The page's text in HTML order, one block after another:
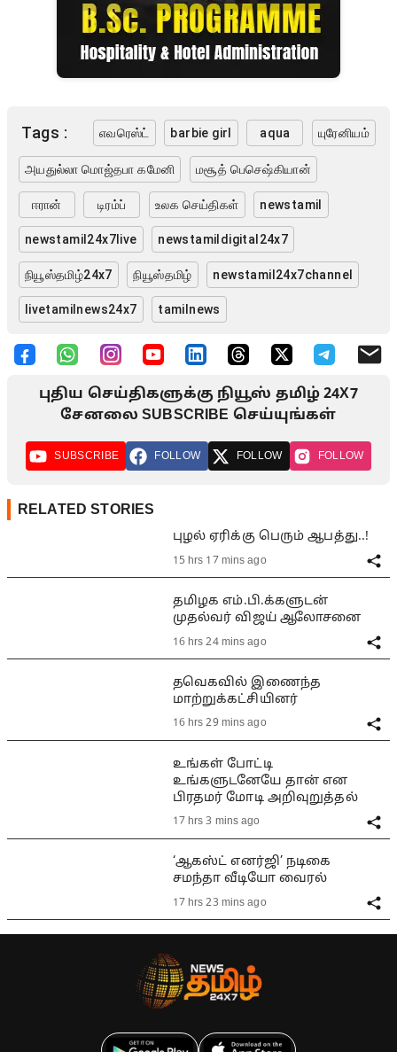
Tags : எவரெஸ்ட் barbie girl aqua யுரேனியம்
அயதுல்லா மொஜ்தபா கமேனி மசூத் பெசெஷ்கியான்
ஈரான் டிரம்ப் உலக செய்திகள் newstamil
newstamil24x7live newstamildigital24x7
நியூஸ்தமிழ்24x7 நியூஸ்தமிழ் newstamil24x7channel
livetamilnews24x7 tamilnews
புதிய செய்திகளுக்கு நியூஸ் தமிழ் 24X7
சேனலை SUBSCRIBE செய்யுங்கள்
SUBSCRIBE FOLLOW FOLLOW FOLLOW
RELATED STORIES
புழல் ஏரிக்கு பெரும் ஆபத்து..!
15 hrs 17 mins ago
தமிழக எம்.பி.க்களுடன்
முதல்வர் விஜய் ஆலோசனை
16 hrs 24 mins ago
தவெகவில் இணைந்த
மாற்றுக்கட்சியினர்
16 hrs 29 mins ago
உங்கள் போட்டி
உங்களுடனேயே தான் என
பிரதமர் மோடி அறிவுறுத்தல்
17 hrs 3 mins ago
‘ஆகஸ்ட் எனர்ஜி’ நடிகை
சமந்தா வீடியோ வைரல்
17 hrs 23 mins ago